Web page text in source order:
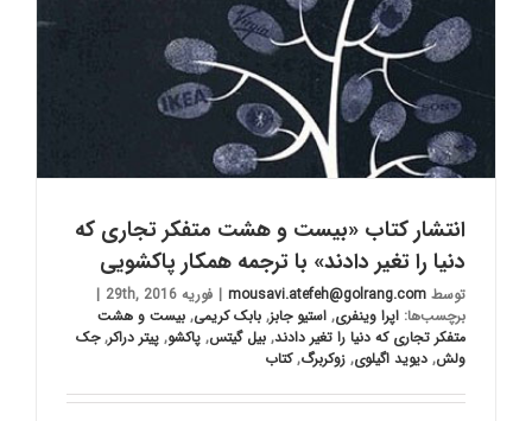
انتشار کتاب «بیست و هشت متفکر تجاری که
دنیا را تغیر دادند» با ترجمه همکار پاکشویی
توسط mousavi.atefeh@golrang.com
| فوریه 29th, 2016
|
برچسب‌ها: اپرا وینفری, استیو جابز, بابک کریمی, بیست و هشت
متفکر تجاری که دنیا را تغیر دادند, بیل گیتس, پاکشو, پیتر دراکر,جک
ولش, دیوید اگیلوی, زوکربرگ,کتاب